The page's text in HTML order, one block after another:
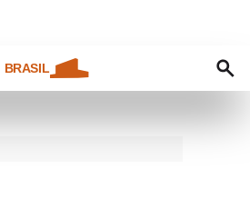
BRASIL